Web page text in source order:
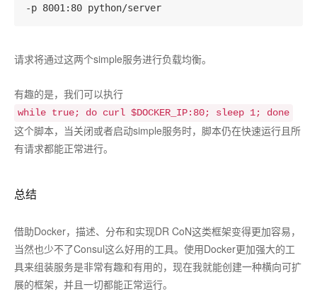
请求将通过这两个simple服务进行负载均衡。
有趣的是，我们可以执行
while true; do curl $DOCKER_IP:80; sleep 1; done
这个脚本，当关闭或者启动simple服务时，脚本仍在快速运行且所
有请求都能正常进行。
总结
借助Docker，描述、分布和实现DR CoN这类框架变得更加容易，
当然也少不了Consul这么好用的工具。使用Docker更加强大的工
具来组装服务是非常有趣和有用的，现在我就能创建一种横向可扩
展的框架，并且一切都能正常运行。